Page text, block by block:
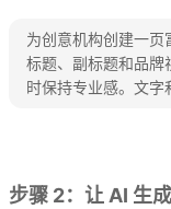
为创意机构创建一
标题、副标题和品牌
时保持专业感。文字
步骤 2：让 AI 生